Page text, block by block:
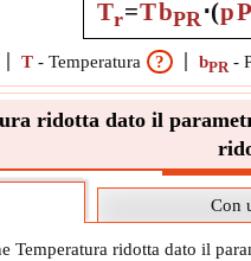
Tr=TbPR⋅(pP
T - Temperatura ? bPR -
ridotta dato il
Con
Temperatura ridotta dato il